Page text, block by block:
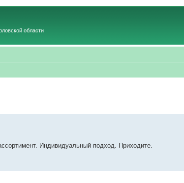
области
Индивидуальный подход. Приходите.